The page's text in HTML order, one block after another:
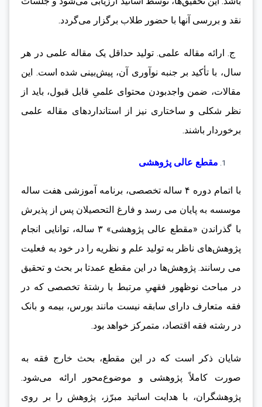
نقد و بررسی آنها با حضور طلاب برگزار می‌گردد.
ج. ارائه مقاله علمی. تولید حداقل یک مقاله علمی در هر
سال، با تأکید بر جنبه نوآوری آن، پیش‌بینی شده است. این
مقالات، ضمن واجدبودن محتوای علمیِ قابل قبول، باید از
نظر شکلی و ساختاری نیز از استانداردهای مقاله علمی
برخوردار باشند.
مقطع عالی پژوهشی
با اتمام دوره ۴ ساله تخصصی، برنامه آموزشی هفت ساله
موسسه به پایان می رسد و فارغ التحصیلان پس از پذیرش
با گذراندن «مقطع عالی پژوهشی» ۳ ساله، توانایی انجام
پژوهش‌های ناظر به تولید علم و نظریه را در خود به فعلیت
می رسانند. پژوهش‌ها در این مقطع عمدتا بر بحث و تحقیق
در مباحث نوظهور فقهیِ مرتبط با رشتۀ تخصصی که در
فقه متعارف دارای سابقه نیست مانند بورس، بیمه و بانک
در رشته فقه اقتصاد، متمرکز خواهد بود.
شایان ذکر است که در این مقطع، بحث خارج فقه به
صورت کاملاً پژوهشی و موضوع‌محور ارائه می‌شود.
پژوهشگران، با هدایت اساتید مبرّز، پژوهش را بر روی